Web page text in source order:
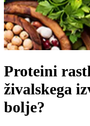
Proteini
živalskega
bolje?